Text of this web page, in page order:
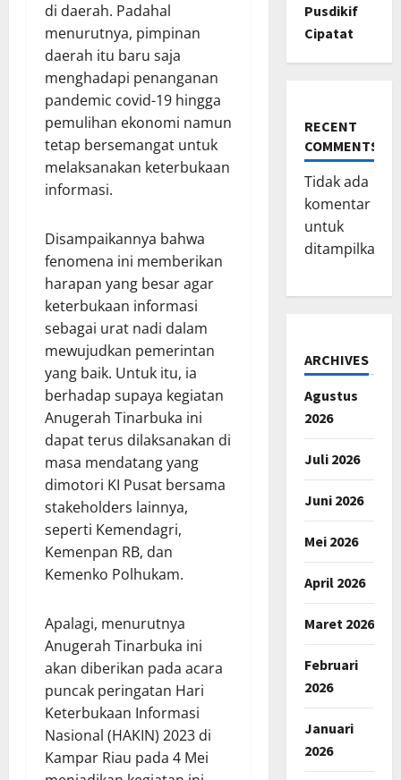
di daerah. Padahal
menurutnya, pimpinan
daerah itu baru saja
menghadapi penanganan
pandemic covid-19 hingga
pemulihan ekonomi namun
tetap bersemangat untuk
melaksanakan keterbukaan
informasi.
Disampaikannya bahwa
fenomena ini memberikan
harapan yang besar agar
keterbukaan informasi
sebagai urat nadi dalam
mewujudkan pemerintan
yang baik. Untuk itu, ia
berhadap supaya kegiatan
Anugerah Tinarbuka ini
dapat terus dilaksanakan di
masa mendatang yang
dimotori KI Pusat bersama
stakeholders lainnya,
seperti Kemendagri,
Kemenpan RB, dan
Kemenko Polhukam.
Apalagi, menurutnya
Anugerah Tinarbuka ini
akan diberikan pada acara
puncak peringatan Hari
Keterbukaan Informasi
Nasional (HAKIN) 2023 di
Kampar Riau pada 4 Mei
Pusdikif
Cipatat
RECENT
COMMENTS
Tidak ada
komentar
untuk
ditampilkan.
ARCHIVES
Agustus
2026
Juli 2026
Juni 2026
Mei 2026
April 2026
Maret 2026
Februari
2026
Januari
2026